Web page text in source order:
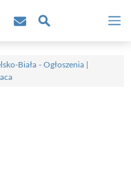
Biała - Ogłoszenia |